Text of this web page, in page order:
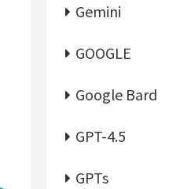
Gemini
GOOGLE
Google Bard
GPT-4.5
GPTs